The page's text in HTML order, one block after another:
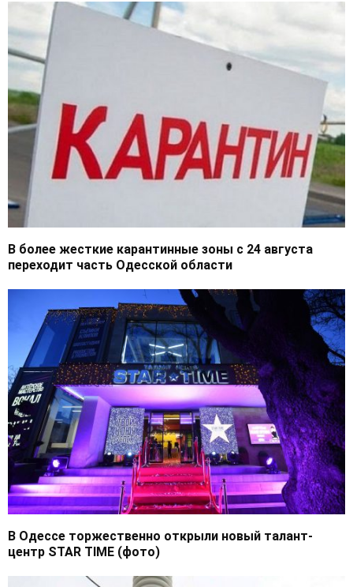
В более жесткие карантинные зоны с 24 августа
переходит часть Одесской области
В Одессе торжественно открыли новый талант-
центр STAR TIME (фото)